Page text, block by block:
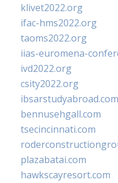
klivet2022.org
ifac-hms2022.org
taoms2022.org
iias-euromena-
ivd2022.org
csity2022.org
ibsarstudyabroad.com
bennusehgall.com
tsecincinnati.com
plazabatai.com
hawkscayresort.com